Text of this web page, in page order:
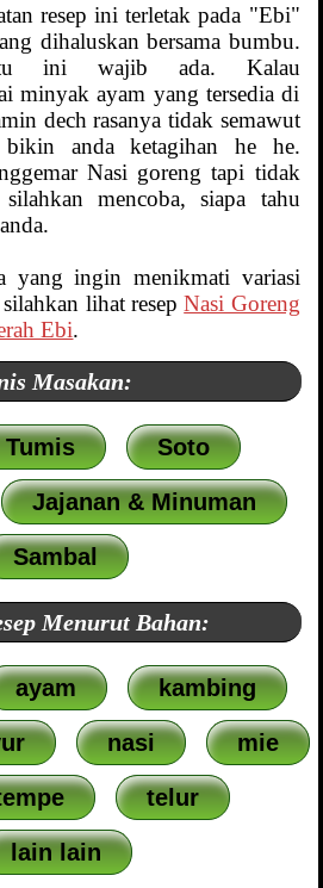
resep ini terletak pada "Ebi"
dihaluskan bersama bumbu.
ini wajib ada. Kalau
minyak ayam yang tersedia di
dech rasanya tidak semawut
bikin anda ketagihan he he.
Nasi goreng tapi tidak
mencoba, siapa tahu
yang ingin menikmati variasi
lihat resepNasi Goreng
Ebi.
Masakan:
Tumis Soto
Jajanan & Minuman
Sambal
Menurut Bahan:
ayam kambing
nasi mie
telur
lain lain